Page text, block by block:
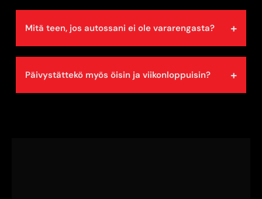
Mitä teen, jos autossani ei ole vararengasta? +
Päivystättekö myös öisin ja viikonloppuisin? +